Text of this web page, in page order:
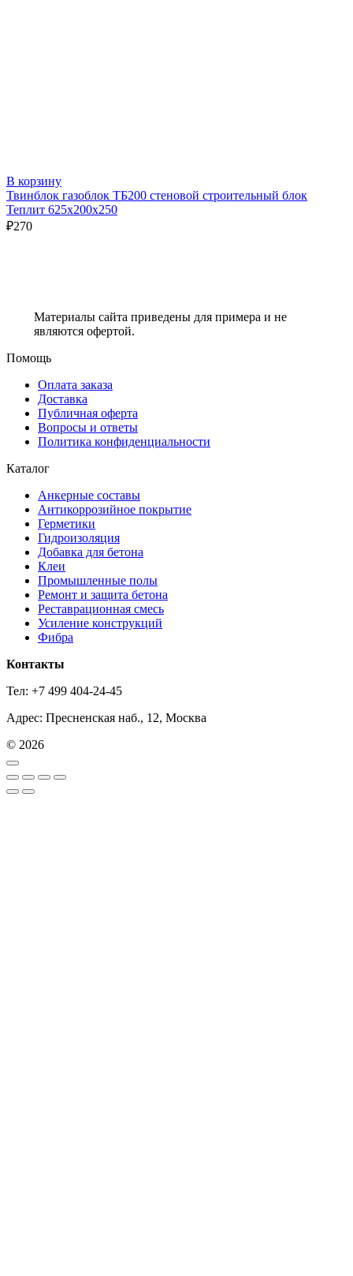
В корзину
Твинблок газоблок ТБ200 стеновой строительный блок
Теплит 625х200х250
₽270
Материалы сайта приведены для примера и не
являются офертой.
Помощь
Оплата заказа
Доставка
Публичная оферта
Вопросы и ответы
Политика конфиденциальности
Каталог
Анкерные составы
Антикоррозийное покрытие
Герметики
Гидроизоляция
Добавка для бетона
Клеи
Промышленные полы
Ремонт и защита бетона
Реставрационная смесь
Усиление конструкций
Фибра
Контакты
Тел: +7 499 404-24-45
Адрес: Пресненская наб., 12, Москва
© 2026